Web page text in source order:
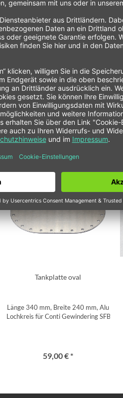
Flansch"
mm,
225
Auf Lager
Tankplatte oval
Länge 340 mm, Breite 240 mm, Alu
Lochkreis für Conti Gewindering SFB 228
59,00 € *